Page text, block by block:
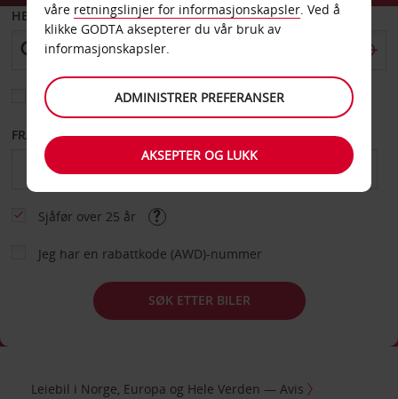
HENT FRA
Velg et annet leveringssted
FRA DATO TIL DATO
Sjåfør over 25 år
Jeg har en rabattkode (AWD)-nummer
SØK ETTER BILER
Leiebil i Norge, Europa og Hele Verden — Avis
våre retningslinjer for informasjonskapsler. Ved å
klikke GODTA aksepterer du vår bruk av
informasjonskapsler.
ADMINISTRER PREFERANSER
AKSEPTER OG LUKK